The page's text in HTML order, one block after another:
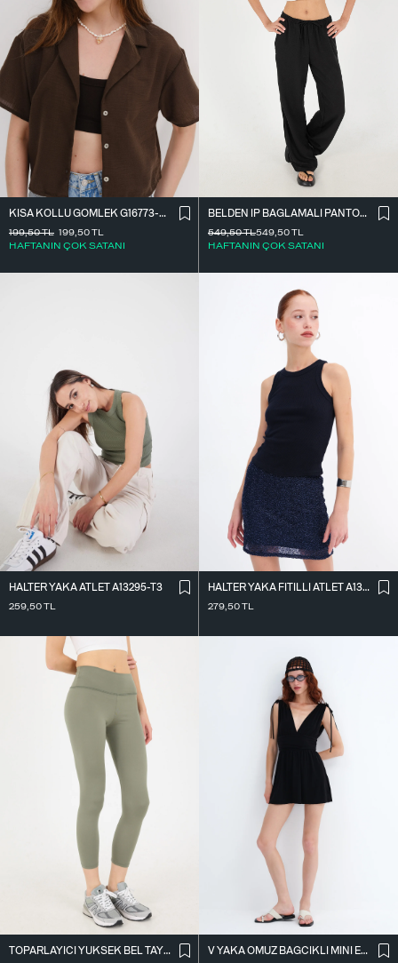
KISA KOLLU GÖMLEK G16773-Z8
199,50TL
HAFTANIN ÇOK SATANI
199,50TL
BELDEN İ̇P BAĞLAMALI PANTOLON PN16372-İ6
549,50TL
HAFTANIN ÇOK SATANI
549,50TL
HALTER YAKA ATLET A13295-T3
259,50TL
HALTER YAKA FITILLI ATLET A13294-L7
279,50TL
TOPARLAYICI YÜKSEK BEL TAYT TYT4000-R11
V YAKA OMUZ BAĞCIKLI MINI ELBISE E3394